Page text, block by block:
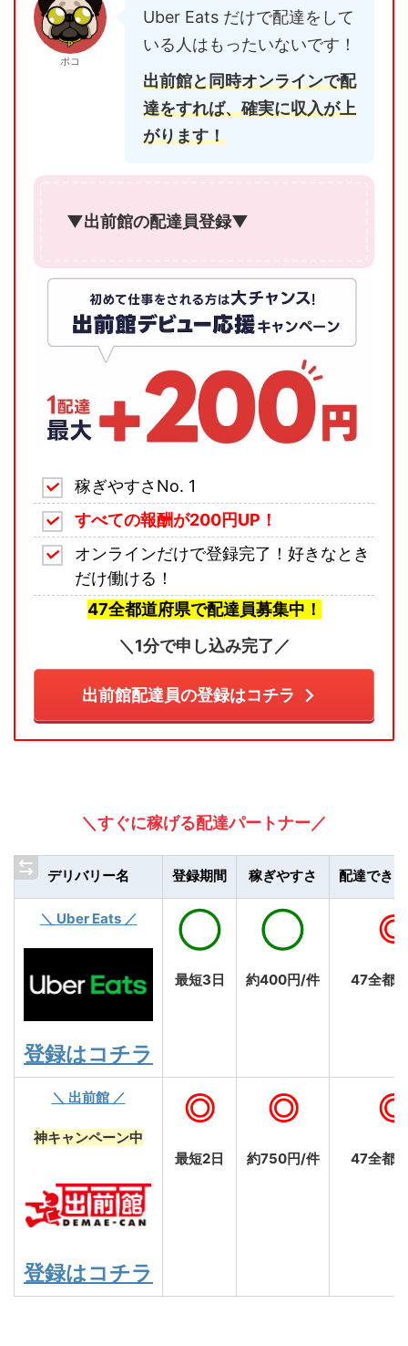
ポコ
Uber Eats だけで配達をして
いる人はもったいないです！
出前館と同時オンラインで配
達をすれば、確実に収入が上
がります！
▼出前館の配達員登録▼
稼ぎやすさNo. 1
すべての報酬が200円UP！
オンラインだけで登録完了！好きなとき
だけ働ける！
47全都道府県で配達員募集中！
＼1分で申し込み完了／
出前館配達員の登録はコチラ
＼すぐに稼げる配達パートナー／
デリバリー名 登録期間 稼ぎやすさ 配達でき
＼ Uber Eats ／
登録はコチラ
◯
最短3日
◯
約400円/件
◎
47全都
＼ 出前館 ／
神キャンペーン中
登録はコチラ
◎
最短2日
◎
約750円/件
◎
47全都